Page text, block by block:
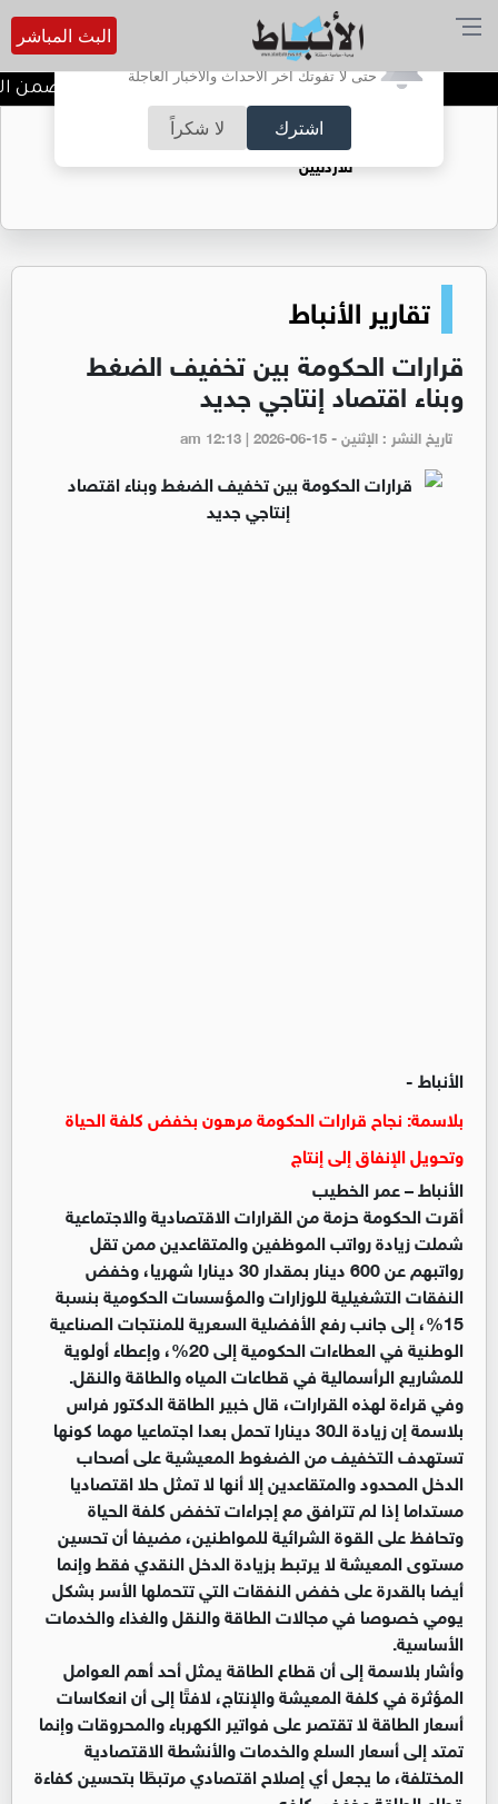
أترغب في تفعيل الإشعارات؟
حتى لا تفوتك آخر الأحداث والأخبار العاجلة
اشترك لا شكراً
البث المباشر
ندوة تعاين التراث الأردني ضمن
حقل الريشة حين يتحول الغاز إلى فرص عمل
للأردنيين
تقارير الأنباط
قرارات الحكومة بين تخفيف الضغط
وبناء اقتصاد إنتاجي جديد
تاريخ النشر : الإثنين - am 12:13 | 2026-06-15
الأنباط -
بلاسمة: نجاح قرارات الحكومة مرهون بخفض كلفة الحياة
وتحويل الإنفاق إلى إنتاج
الأنباط – عمر الخطيب
أقرت الحكومة حزمة من القرارات الاقتصادية والاجتماعية
شملت زيادة رواتب الموظفين والمتقاعدين ممن تقل
رواتبهم عن 600 دينار بمقدار 30 دينارا شهريا، وخفض
النفقات التشغيلية للوزارات والمؤسسات الحكومية بنسبة
15%، إلى جانب رفع الأفضلية السعرية للمنتجات الصناعية
الوطنية في العطاءات الحكومية إلى 20%، وإعطاء أولوية
للمشاريع الرأسمالية في قطاعات المياه والطاقة والنقل.
وفي قراءة لهذه القرارات، قال خبير الطاقة الدكتور فراس
بلاسمة إن زيادة الـ30 دينارا تحمل بعدا اجتماعيا مهما كونها
تستهدف التخفيف من الضغوط المعيشية على أصحاب
الدخل المحدود والمتقاعدين إلا أنها لا تمثل حلا اقتصاديا
مستداما إذا لم تترافق مع إجراءات تخفض كلفة الحياة
وتحافظ على القوة الشرائية للمواطنين، مضيفا أن تحسين
مستوى المعيشة لا يرتبط بزيادة الدخل النقدي فقط وإنما
أيضا بالقدرة على خفض النفقات التي تتحملها الأسر بشكل
يومي خصوصا في مجالات الطاقة والنقل والغذاء والخدمات
الأساسية.
وأشار بلاسمة إلى أن قطاع الطاقة يمثل أحد أهم العوامل
المؤثرة في كلفة المعيشة والإنتاج، لافتًا إلى أن انعكاسات
أسعار الطاقة لا تقتصر على فواتير الكهرباء والمحروقات وإنما
تمتد إلى أسعار السلع والخدمات والأنشطة الاقتصادية
المختلفة، ما يجعل أي إصلاح اقتصادي مرتبطًا بتحسين كفاءة